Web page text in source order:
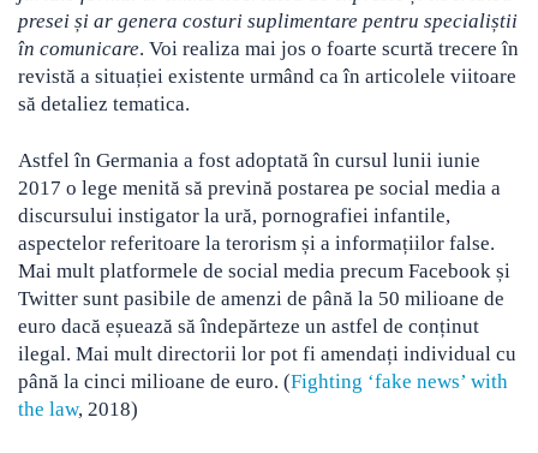
presei și ar genera costuri suplimentare pentru specialiștii
în comunicare. Voi realiza mai jos o foarte scurtă trecere în
revistă a situației existente urmând ca în articolele viitoare
să detaliez tematica.
Astfel în Germania a fost adoptată în cursul lunii iunie
2017 o lege menită să prevină postarea pe social media a
discursului instigator la ură, pornografiei infantile,
aspectelor referitoare la terorism și a informațiilor false.
Mai mult platformele de social media precum Facebook și
Twitter sunt pasibile de amenzi de până la 50 milioane de
euro dacă eșuează să îndepărteze un astfel de conținut
ilegal. Mai mult directorii lor pot fi amendați individual cu
până la cinci milioane de euro. (Fighting ‘fake news’ with
the law, 2018)